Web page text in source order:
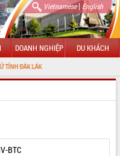
Vietnamese| English
DOANH NGHIỆP DU KHÁCH
BTC